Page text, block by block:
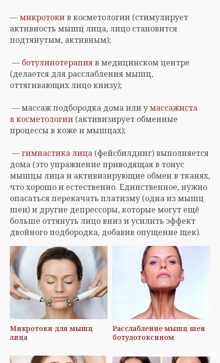
—микротокив косметологии (стимулирует
активность мышц лица, лицо становится
подтянутым, активным);
— ботулинотерапияв медицинском центре
(делается для расслабления мышц,
оттягивающих лицо книзу);
— массаж подбородка дома или умассажиста
в косметологии (активизирует обменные
процессы в коже и мышцах);
—гимнастика лица (фейсбилдинг) выполняется
дома (это упражнение приводящая в тонус
мышцы лица и активизирующие обмен в тканях,
что хорошо и естественно. Единственное, нужно
опасаться перекачать платизму (одна из мышц
шеи) и другие депрессоры, которые могут ещё
больше оттянуть лицо вниз и усилить эффект
двойного подбородка, добавив опущение щек).
Микротоки для мышц
лица
Расслабление мышц шеи
ботулотоксином